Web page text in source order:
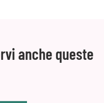
anche queste